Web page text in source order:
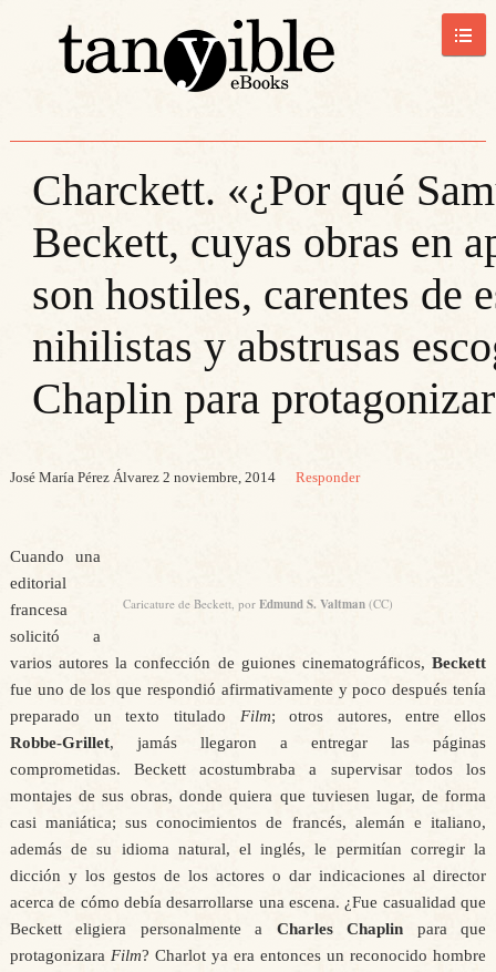
Charckett. «¿Por qué
Beckett, cuyas obras en
son hostiles, carentes de
nihilistas y abstrusas
Chaplin para
José María Pérez Álvarez 2 noviembre, 2014 Responder
Caricature de Beckett, porEdmund S. Valtman (CC)
Cuando una
editorial
francesa
solicitó a
varios autores la confección de guiones cinematográficos,Beckett
fue uno de los que respondió afirmativamente y poco después tenía
preparado un texto titulado Film; otros autores, entre ellos
Robbe‑Grillet, jamás llegaron a entregar las páginas
comprometidas. Beckett acostumbraba a supervisar todos los
montajes de sus obras, donde quiera que tuviesen lugar, de forma
casi maniática; sus conocimientos de francés, alemán e italiano,
además de su idioma natural, el inglés, le permitían corregir la
dicción y los gestos de los actores o dar indicaciones al director
acerca de cómo debía desarrollarse una escena. ¿Fue casualidad que
Beckett eligiera personalmente a Charles Chaplin para que
protagonizara Film? Charlot ya era entonces un reconocido hombre